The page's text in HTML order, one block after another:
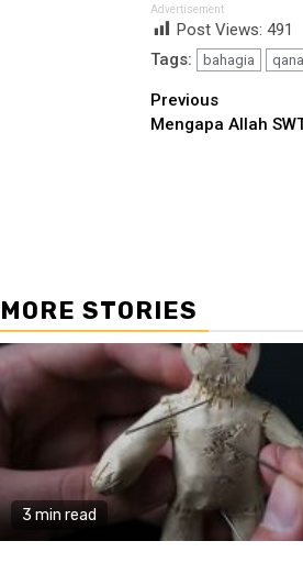
Advertisement
Post Views:491
Tags:
bahagia
Continue
Reading
Previous
Mengapa Allah
MORE STORIES
3 min read